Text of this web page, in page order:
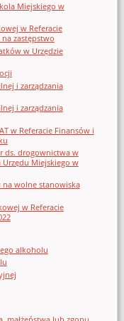
Miejskiego w
w Referacie
zastępstwo
w Urzędzie
i zarządzania
i zarządzania
w Referacie Finansów i
ds. drogownictwa w
Miejskiego w
na wolne stanowiska
w Referacie
alkoholu